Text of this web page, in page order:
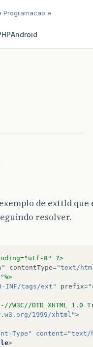
Programacao e
Android
de exttld que
resolver.
8" ?>
contentType="text/
%>
INF/tags/ext" prefix=
"-//W3C//DTD
1999/xhtml">
Type" content="text/
>